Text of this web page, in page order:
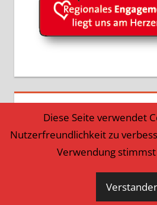
Diese Seite verwendet
Nutzerfreundlichkeit zu
Verwendung